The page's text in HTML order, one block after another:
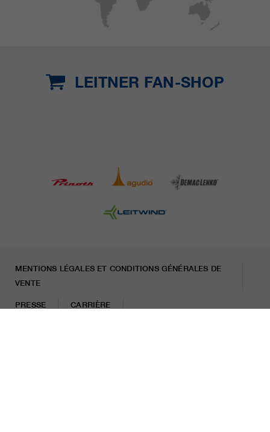
LEITNER FAN-SHOP
MENTIONS LÉGALES ET CONDITIONS GÉNÉRALES DE
VENTE
PRESSE CARRIÈRE